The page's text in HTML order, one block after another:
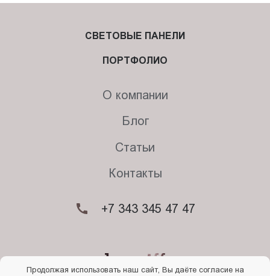
СВЕТОВЫЕ ПАНЕЛИ
ПОРТФОЛИО
О компании
Блог
Статьи
Контакты
+7 343 345 47 47
Продолжая использовать наш сайт, Вы даёте согласие на